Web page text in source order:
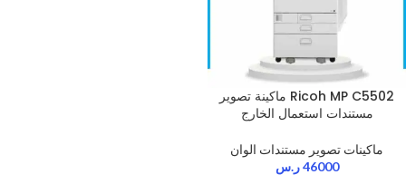
Ricoh MP C5502 ماكينة تصوير
مستندات استعمال الخارج
ماكينات تصوير مستندات الوان
46000 ر.س